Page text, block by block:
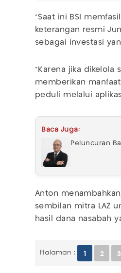
"Saat ini BSI
keterangan resmi
sebagai investasi
"Karena jika dikelola
memberikan
peduli melalui
Baca Juga:
Peluncuran
Anton
sembilan mitra LAZ
hasil dana nasabah
Halaman : 1 2 3